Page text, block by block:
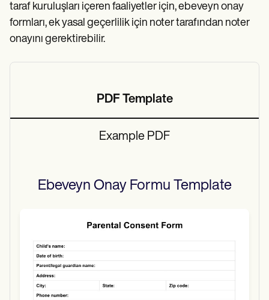
taraf kuruluşları içeren faaliyetler için, ebeveyn onay
formları, ek yasal geçerlilik için noter tarafından noter
onayını gerektirebilir.
PDF Template
Example PDF
Ebeveyn Onay Formu Template